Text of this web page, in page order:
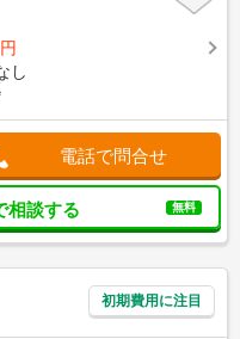
し
電話で問合せ
相談する 無料
初期費用に注目